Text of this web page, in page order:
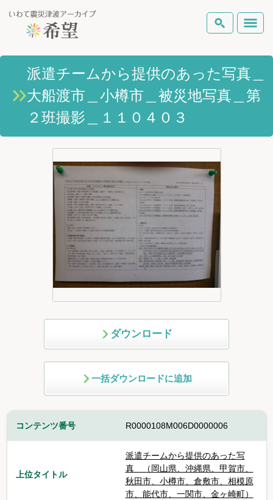
いわて震災津波アーカイブとは
岩手県の被害状況
ピックアップコンテンツ
Foreign Laguage
検索
テーマから探す 地図から探す
派遣チームから提供のあった写真＿
大船渡市＿小樽市＿被災地写真＿第
２班撮影＿１１０４０３
ダウンロード
一括ダウンロードに追加
コンテンツ番号 R0000108M006D0000006
上位タイトル
派遣チームから提供のあった写
真 （岡山県、沖縄県、甲賀市、
秋田市、小樽市、倉敷市、相模原
市、能代市、一関市、金ヶ崎町）